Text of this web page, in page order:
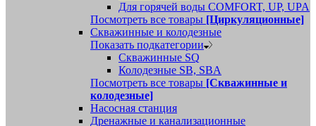
Для горячей воды COMFORT, UP, UPA
Посмотреть все товары [Циркуляционные]
Скважинные и колодезные
Показать подкатегории
Скважинные SQ
Колодезные SB, SBA
Посмотреть все товары [Скважинные и
колодезные]
Насосная станция
Дренажные и канализационные